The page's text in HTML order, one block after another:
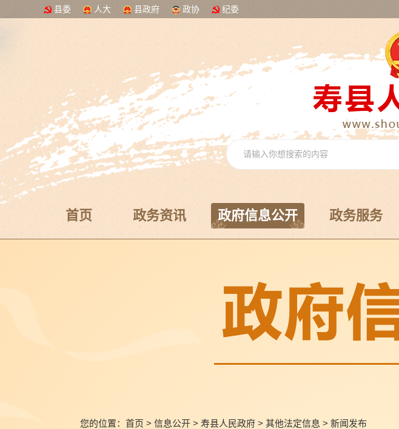
县委 人大 县政府 政协 纪委
首页 政务资讯 政府信息公开 政务服务
您的位置： 首页 > 信息公开 > 寿县人民政府 > 其他法定信息 > 新闻发布